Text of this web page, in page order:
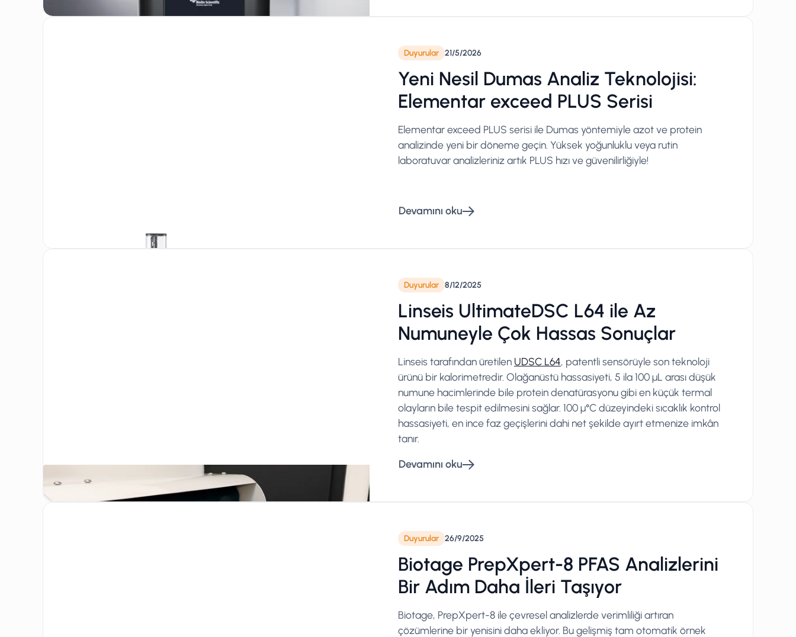
Duyurular 21/5/2026
Yeni Nesil Dumas Analiz Teknolojisi:
Elementar exceed PLUS Serisi
Elementar exceed PLUS serisi ile Dumas yöntemiyle azot ve protein
analizinde yeni bir döneme geçin. Yüksek yoğunluklu veya rutin
laboratuvar analizleriniz artık PLUS hızı ve güvenilirliğiyle!
Devamını oku
Duyurular 8/12/2025
Linseis UltimateDSC L64 ile Az
Numuneyle Çok Hassas Sonuçlar
Linseis tarafından üretilen UDSC L64, patentli sensörüyle son teknoloji
ürünü bir kalorimetredir. Olağanüstü hassasiyeti, 5 ila 100 μL arası düşük
numune hacimlerinde bile protein denatürasyonu gibi en küçük termal
olayların bile tespit edilmesini sağlar. 100 µ°C düzeyindeki sıcaklık kontrol
hassasiyeti, en ince faz geçişlerini dahi net şekilde ayırt etmenize imkân
tanır.
Devamını oku
Duyurular 26/9/2025
Biotage PrepXpert-8 PFAS Analizlerini
Bir Adım Daha İleri Taşıyor
Biotage, PrepXpert-8 ile çevresel analizlerde verimliliği artıran
çözümlerine bir yenisini daha ekliyor. Bu gelişmiş tam otomatik örnek